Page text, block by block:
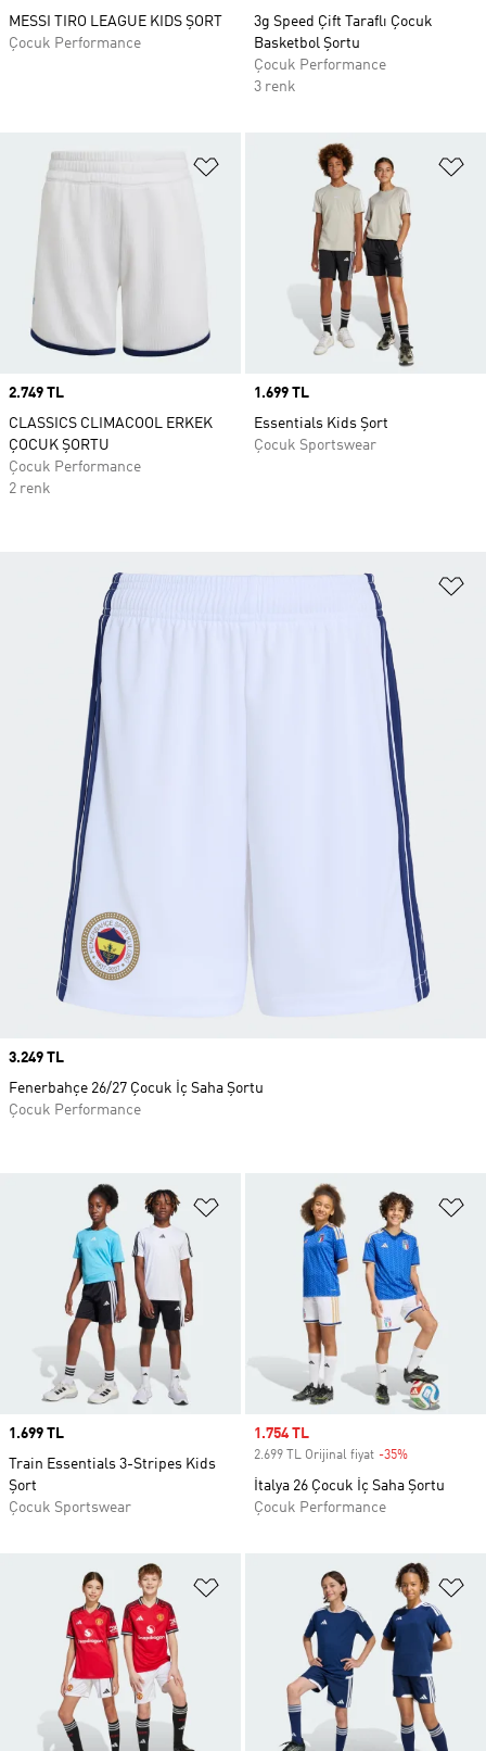
MESSI TIRO LEAGUE KIDS ŞORT
Çocuk Performance
3g Speed Çift Taraflı Çocuk
Basketbol Şortu
Çocuk Performance
3 renk
Favori Listesine Ekle
Price
2.749 TL
CLASSICS CLIMACOOL ERKEK
ÇOCUK ŞORTU
Çocuk Performance
2 renk
Price
1.699 TL
Essentials Kids Şort
Çocuk Sportswear
Favori Listesine Ekle
Price
1.699 TL
Train Essentials 3-Stripes Kids
Şort
Çocuk Sportswear
Sale price
1.754 TL
2.699 TL Orijinal fiyat -35%
İtalya 26 Çocuk İç Saha Şortu
Çocuk Performance
Favori Listesine Ekle
Price
3.249 TL
Fenerbahçe 26/27 Çocuk İç Saha Şortu
Çocuk Performance